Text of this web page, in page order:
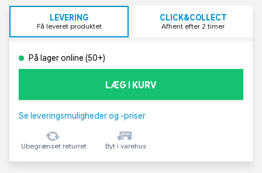
LEVERING
Få leveret produktet
CLICK&COLLECT
Afhent efter 2 timer
På lager online (50+)
LÆG I KURV
Se leveringsmuligheder og -priser
Ubegrænset returret Byt i varehus